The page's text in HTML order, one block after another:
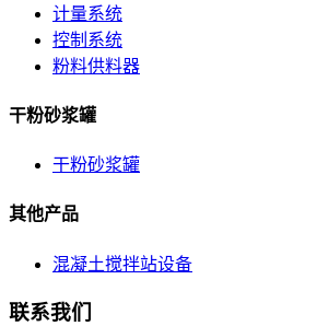
计量系统
控制系统
粉料供料器
干粉砂浆罐
干粉砂浆罐
其他产品
混凝土搅拌站设备
联系我们